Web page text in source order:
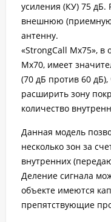
усиления (КУ) 75 дБ.
внешнюю
антенну.
«StrongCall Mx75»,
Мх70, имеет
(70 дБ против 60
расширить зону
количество
Данная модель
несколько зон за
внутренних
Деление сигнала
объекте имеются
препятствующие